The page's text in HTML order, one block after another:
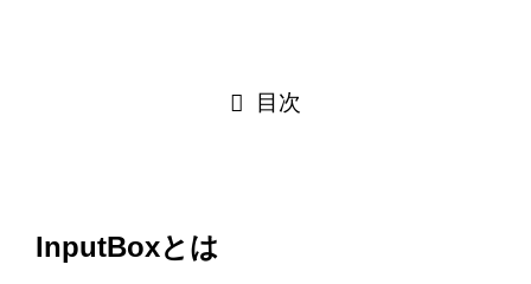
目次
InputBoxとは